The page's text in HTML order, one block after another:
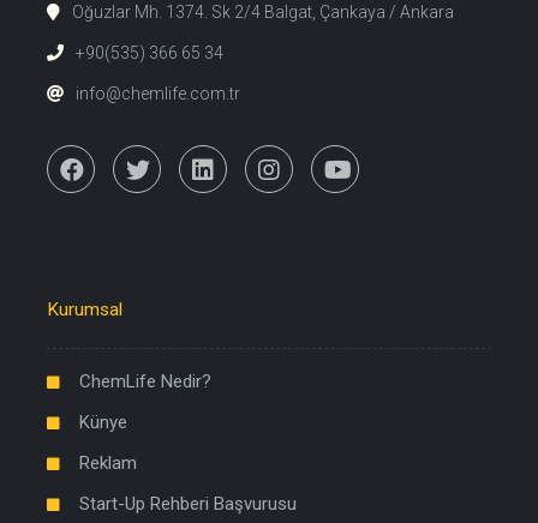
Oğuzlar Mh. 1374. Sk 2/4 Balgat, Çankaya / Ankara
+90(535) 366 65 34
info@chemlife.com.tr
Kurumsal
ChemLife Nedir?
Künye
Reklam
Start-Up Rehberi Başvurusu